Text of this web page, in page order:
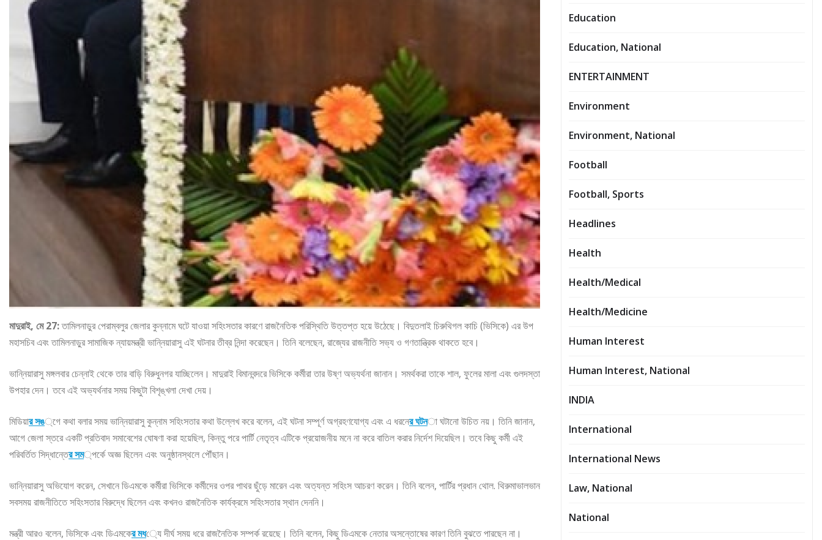
মাদুরাই, মে 27:তামিলনাড়ুর পেরাম্বলুর জেলার কুন্নামে ঘটে যাওয়া সহিংসতার কারণে রাজনৈতিক পরিস্থিতি উত্তপ্ত হয়ে উঠেছে। বিদুতলাই চিরুথিগল কাচি (ভিসিকে) এর উপ
মহাসচিব এবং তামিলনাড়ুর সামাজিক ন্যায়মন্ত্রী ভান্নিয়ারাসু এই ঘটনার তীব্র নিন্দা করেছেন। তিনি বলেছেন, রাজ্যের রাজনীতি সভ্য ও গণতান্ত্রিক থাকতে হবে।
ভান্নিয়ারাসু মঙ্গলবার চেন্নাই থেকে তার বাড়ি বিরুধুনগর যাচ্ছিলেন। মাদুরাই বিমানবন্দরে ভিসিকে কর্মীরা তার উষ্ণ অভ্যর্থনা জানান। সমর্থকরা তাকে শাল, ফুলের মালা এবং গুলদস্তা
উপহার দেন। তবে এই অভ্যর্থনার সময় কিছুটা বিশৃঙ্খলা দেখা দেয়।
মিডিয়ার সঙ্গে কথা বলার সময় ভান্নিয়ারাসু কুন্নাম সহিংসতার কথা উল্লেখ করে বলেন, এই ঘটনা সম্পূর্ণ অগ্রহণযোগ্য এবং এ ধরনের ঘটনা ঘটানো উচিত নয়। তিনি জানান,
আগে জেলা স্তরে একটি প্রতিবাদ সমাবেশের ঘোষণা করা হয়েছিল, কিন্তু পরে পার্টি নেতৃত্ব এটিকে প্রয়োজনীয় মনে না করে বাতিল করার নির্দেশ দিয়েছিল। তবে কিছু কর্মী এই
পরিবর্তিত সিদ্ধান্তের সম্পর্কে অজ্ঞ ছিলেন এবং অনুষ্ঠানস্থলে পৌঁছান।
ভান্নিয়ারাসু অভিযোগ করেন, সেখানে ডিএমকে কর্মীরা ভিসিকে কর্মীদের ওপর পাথর ছুঁড়ে মারেন এবং অত্যন্ত সহিংস আচরণ করেন। তিনি বলেন, পার্টির প্রধান থোল. থিরুমাভালভান
সবসময় রাজনীতিতে সহিংসতার বিরুদ্ধে ছিলেন এবং কখনও রাজনৈতিক কার্যক্রমে সহিংসতার স্থান দেননি।
মন্ত্রী আরও বলেন, ভিসিকে এবং ডিএমকের মধ্যে দীর্ঘ সময় ধরে রাজনৈতিক সম্পর্ক রয়েছে। তিনি বলেন, কিছু ডিএমকে নেতার অসন্তোষের কারণ তিনি বুঝতে পারছেন না।
Education
Education, National
ENTERTAINMENT
Environment
Environment, National
Football
Football, Sports
Headlines
Health
Health/Medical
Health/Medicine
Human Interest
Human Interest, National
INDIA
International
International News
Law, National
National